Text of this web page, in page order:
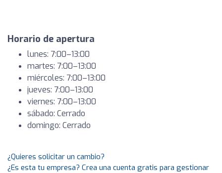
Horario de apertura
lunes: 7:00–13:00
martes: 7:00–13:00
miércoles: 7:00–13:00
jueves: 7:00–13:00
viernes: 7:00–13:00
sábado: Cerrado
domingo: Cerrado
¿Quieres solicitar un cambio?
¿Es esta tu empresa? Crea una cuenta gratis para gestionar